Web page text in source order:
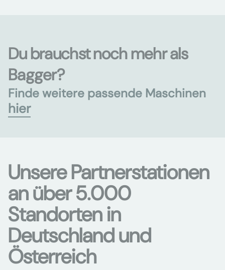
Du brauchst noch mehr als
Bagger?
Finde weitere passende Maschinen
hier
Unsere Partnerstationen
an über 5.000
Standorten in
Deutschland und
Österreich